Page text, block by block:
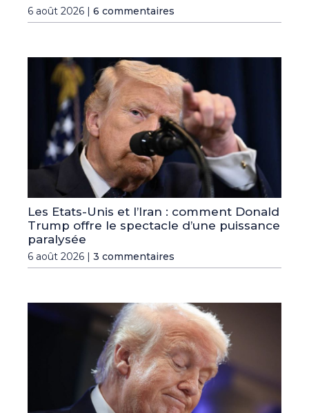
6 août 2026 | 6 commentaires
Les Etats-Unis et l’Iran : comment Donald
Trump offre le spectacle d’une puissance
paralysée
6 août 2026 | 3 commentaires